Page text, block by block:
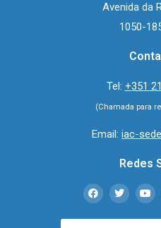
Avenida da
1050-
Tel: +351
(Chamada para
Email: iac-
Redes